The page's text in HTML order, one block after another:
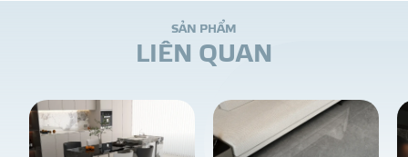
SẢN PHẨM
LIÊN QUAN